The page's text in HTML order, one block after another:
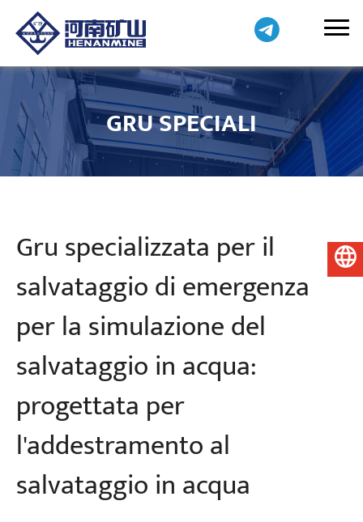
GRU SPECIALI
Gru specializzata per il
salvataggio di emergenza
per la simulazione del
salvataggio in acqua:
progettata per
l'addestramento al
salvataggio in acqua
Italiano